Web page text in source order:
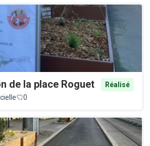
de la place Roguet
Réalisé
0